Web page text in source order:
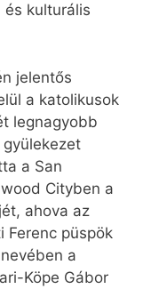
kulturális
jelentős
a katolikusok
legnagyobb
a San
Cityben a
ahova az
Ferenc püspök
a
Köpe Gábor